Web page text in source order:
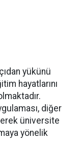
yükünü
hayatlarını
diğer
üniversite
yönelik